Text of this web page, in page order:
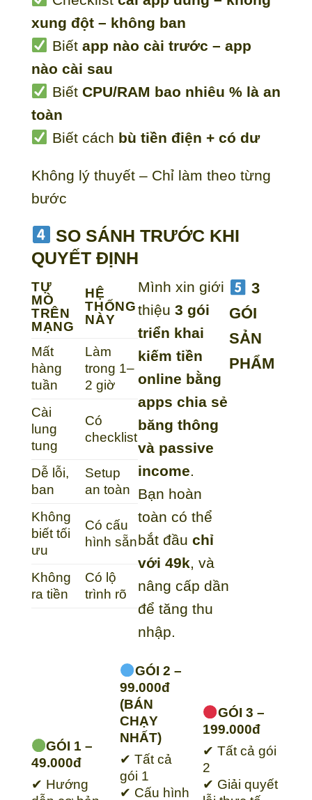
xung đột – không ban
Biết app nào cài trước – app
nào cài sau
Biết CPU/RAM bao nhiêu % là an
toàn
Biết cách bù tiền điện + có dư
Không lý thuyết – Chỉ làm theo từng
bước
SO SÁNH TRƯỚC KHI
QUYẾT ĐỊNH
TỰ
MÒ
TRÊN
MẠNG
HỆ
THỐNG
NÀY
Mất
hàng
tuần
Làm
trong 1–
2 giờ
Cài
lung
tung
Có
checklist
Dễ lỗi,
ban
Setup
an toàn
Không
biết tối
ưu
Có cấu
hình sẵn
Không
ra tiền
Có lộ
trình rõ
Mình xin giới
thiệu 3 gói
triển khai
kiếm tiền
online bằng
apps chia sẻ
băng thông
và passive
income.
Bạn hoàn
toàn có thể
bắt đầu chỉ
với 49k, và
nâng cấp dần
để tăng thu
nhập.
3
GÓI
SẢN
PHẨM
GÓI 1 –
49.000đ
✔ Hướng
GÓI 2 –
99.000đ
(BÁN
CHẠY
NHẤT)
✔ Tất cả
gói 1
✔ Cấu hình
GÓI 3 –
199.000đ
✔ Tất cả gói
2
✔ Giải quyết